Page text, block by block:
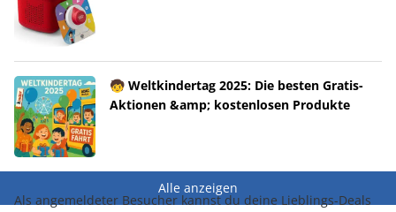
🧒 Weltkindertag 2025: Die besten Gratis-
Aktionen &amp; kostenlosen Produkte
Alle anzeigen
Als angemeldeter Besucher kannst du deine Lieblings-Deals